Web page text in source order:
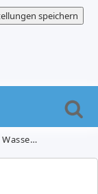
speichern
für 9,74€